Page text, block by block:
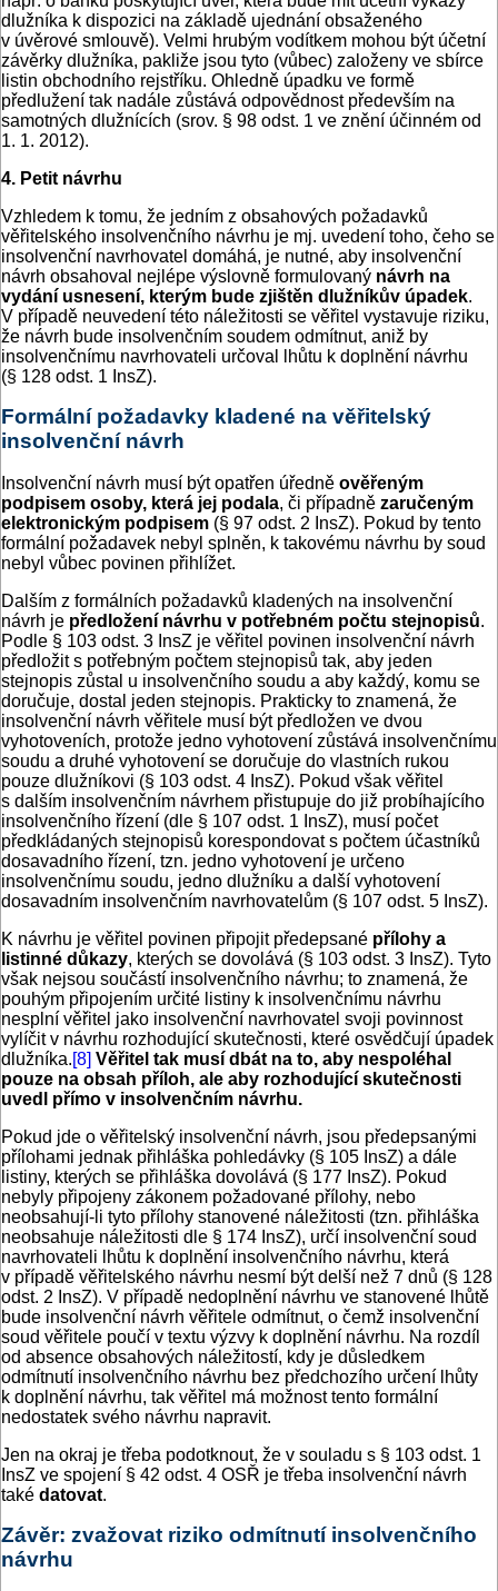
dlužníka k dispozici na základě ujednání obsaženého
v úvěrové smlouvě). Velmi hrubým vodítkem mohou být účetní
závěrky dlužníka, pakliže jsou tyto (vůbec) založeny ve sbírce
listin obchodního rejstříku. Ohledně úpadku ve formě
předlužení tak nadále zůstává odpovědnost především na
samotných dlužnících (srov. § 98 odst. 1 ve znění účinném od
1. 1. 2012).
4. Petit návrhu
Vzhledem k tomu, že jedním z obsahových požadavků
věřitelského insolvenčního návrhu je mj. uvedení toho, čeho se
insolvenční navrhovatel domáhá, je nutné, aby insolvenční
návrh obsahoval nejlépe výslovně formulovaný návrh na
vydání usnesení, kterým bude zjištěn dlužníkův úpadek.
V případě neuvedení této náležitosti se věřitel vystavuje riziku,
že návrh bude insolvenčním soudem odmítnut, aniž by
insolvenčnímu navrhovateli určoval lhůtu k doplnění návrhu
(§ 128 odst. 1 InsZ).
Formální požadavky kladené na věřitelský
insolvenční návrh
Insolvenční návrh musí být opatřen úředně ověřeným
podpisem osoby, která jej podala, či případně zaručeným
elektronickým podpisem (§ 97 odst. 2 InsZ). Pokud by tento
formální požadavek nebyl splněn, k takovému návrhu by soud
nebyl vůbec povinen přihlížet.
Dalším z formálních požadavků kladených na insolvenční
návrh je předložení návrhu v potřebném počtu stejnopisů.
Podle § 103 odst. 3 InsZ je věřitel povinen insolvenční návrh
předložit s potřebným počtem stejnopisů tak, aby jeden
stejnopis zůstal u insolvenčního soudu a aby každý, komu se
doručuje, dostal jeden stejnopis. Prakticky to znamená, že
insolvenční návrh věřitele musí být předložen ve dvou
vyhotoveních, protože jedno vyhotovení zůstává insolvenčnímu
soudu a druhé vyhotovení se doručuje do vlastních rukou
pouze dlužníkovi (§ 103 odst. 4 InsZ). Pokud však věřitel
s dalším insolvenčním návrhem přistupuje do již probíhajícího
insolvenčního řízení (dle § 107 odst. 1 InsZ), musí počet
předkládaných stejnopisů korespondovat s počtem účastníků
dosavadního řízení, tzn. jedno vyhotovení je určeno
insolvenčnímu soudu, jedno dlužníku a další vyhotovení
dosavadním insolvenčním navrhovatelům (§ 107 odst. 5 InsZ).
K návrhu je věřitel povinen připojit předepsané přílohy a
listinné důkazy, kterých se dovolává (§ 103 odst. 3 InsZ). Tyto
však nejsou součástí insolvenčního návrhu; to znamená, že
pouhým připojením určité listiny k insolvenčnímu návrhu
nesplní věřitel jako insolvenční navrhovatel svoji povinnost
vylíčit v návrhu rozhodující skutečnosti, které osvědčují úpadek
dlužníka.[8] Věřitel tak musí dbát na to, aby nespoléhal
pouze na obsah příloh, ale aby rozhodující skutečnosti
uvedl přímo v insolvenčním návrhu.
Pokud jde o věřitelský insolvenční návrh, jsou předepsanými
přílohami jednak přihláška pohledávky (§ 105 InsZ) a dále
listiny, kterých se přihláška dovolává (§ 177 InsZ). Pokud
nebyly připojeny zákonem požadované přílohy, nebo
neobsahují-li tyto přílohy stanovené náležitosti (tzn. přihláška
neobsahuje náležitosti dle § 174 InsZ), určí insolvenční soud
navrhovateli lhůtu k doplnění insolvenčního návrhu, která
v případě věřitelského návrhu nesmí být delší než 7 dnů (§ 128
odst. 2 InsZ). V případě nedoplnění návrhu ve stanovené lhůtě
bude insolvenční návrh věřitele odmítnut, o čemž insolvenční
soud věřitele poučí v textu výzvy k doplnění návrhu. Na rozdíl
od absence obsahových náležitostí, kdy je důsledkem
odmítnutí insolvenčního návrhu bez předchozího určení lhůty
k doplnění návrhu, tak věřitel má možnost tento formální
nedostatek svého návrhu napravit.
Jen na okraj je třeba podotknout, že v souladu s § 103 odst. 1
InsZ ve spojení § 42 odst. 4 OSŘ je třeba insolvenční návrh
také datovat.
Závěr: zvažovat riziko odmítnutí insolvenčního
návrhu